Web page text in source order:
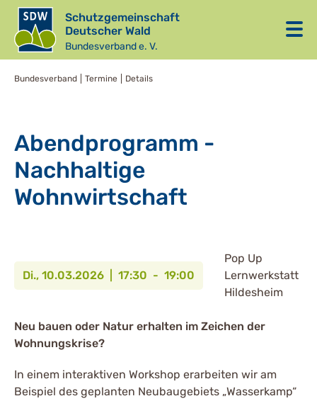
Schutzgemeinschaft
Deutscher Wald
Bundesverband e. V.
Bundesverband Termine Details
Abendprogramm -
Nachhaltige
Wohnwirtschaft
Di., 10.03.2026 | 17:30 - 19:00
Pop Up
Lernwerkstatt
Hildesheim
Neu bauen oder Natur erhalten im Zeichen der
Wohnungskrise?
In einem interaktiven Workshop erarbeiten wir am
Beispiel des geplanten Neubaugebiets „Wasserkamp“